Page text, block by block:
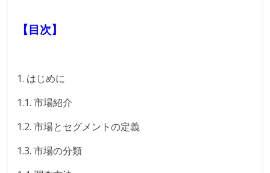
【目次】
1. はじめに
1.1. 市場紹介
1.2. 市場とセグメントの定義
1.3. 市場の分類